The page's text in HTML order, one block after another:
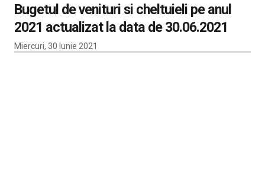
Bugetul de venituri si cheltuieli pe anul
2021 actualizat la data de 30.06.2021
Miercuri, 30 Iunie 2021